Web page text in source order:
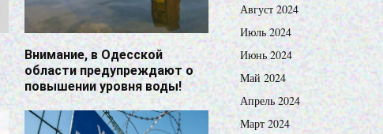
Внимание, в Одесской
области предупреждают о
повышении уровня воды!
Август 2024
Июль 2024
Июнь 2024
Май 2024
Апрель 2024
Март 2024